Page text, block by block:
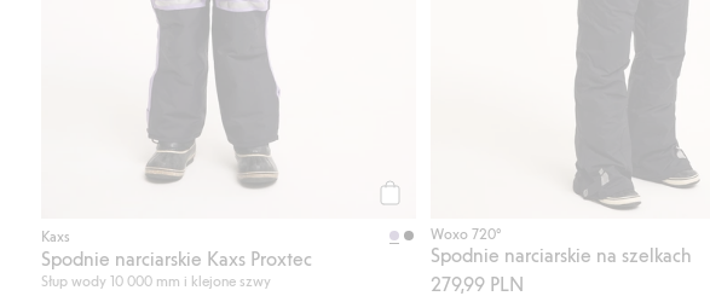
Kaxs
Spodnie narciarskie Kaxs Proxtec
Słup wody 10 000 mm i klejone szwy
Woxo 720°
Spodnie narciarskie na szelkach
279,99 PLN